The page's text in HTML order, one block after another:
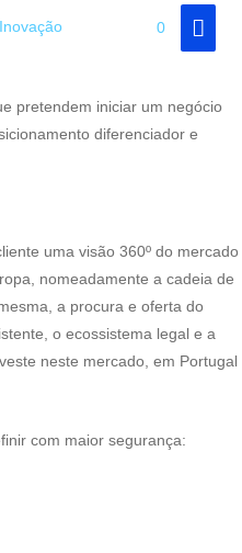
0
pretendem iniciar um negócio
diferenciador e
uma visão 360º do mercado
nomeadamente a cadeia de
a procura e oferta do
o ecossistema legal e a
neste mercado, em Portugal
com maior segurança: